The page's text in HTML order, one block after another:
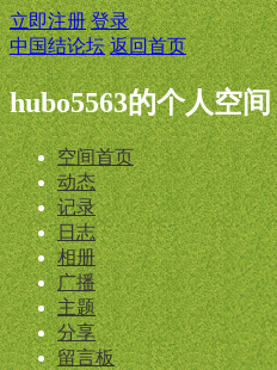
立即注册 登录
中国结论坛 返回首页
hubo5563的个人空间
空间首页
动态
记录
日志
相册
广播
主题
分享
留言板